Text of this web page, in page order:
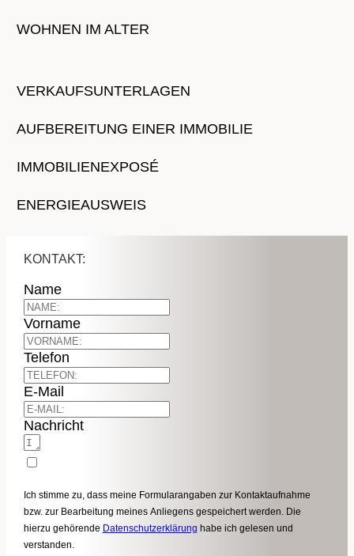
WOHNEN IM ALTER
VERKAUFSUNTERLAGEN
AUFBEREITUNG EINER IMMOBILIE
IMMOBILIENEXPOSÉ
ENERGIEAUSWEIS
KONTAKT:
Name
Vorname
Telefon
E-Mail
Nachricht
Ich stimme zu, dass meine Formularangaben zur Kontaktaufnahme
bzw. zur Bearbeitung meines Anliegens gespeichert werden. Die
hierzu gehörende Datenschutzerklärung habe ich gelesen und
verstanden.